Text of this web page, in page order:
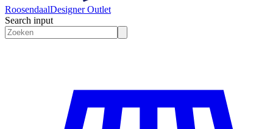
RoosendaalDesigner Outlet
Search input